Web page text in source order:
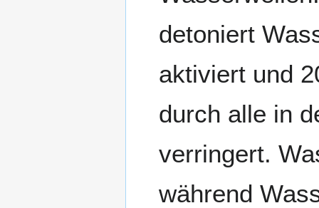
detoniert
aktiviert und
durch alle in
verringert.
während